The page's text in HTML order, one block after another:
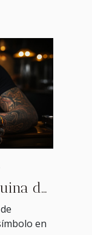
de
en